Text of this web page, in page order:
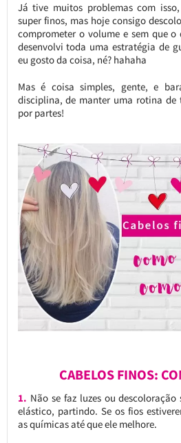
Já tive muitos problemas com
super finos, mas hoje consigo
comprometer o volume e sem que
desenvolvi toda uma estratégia de
eu gosto da coisa, né? hahaha
Mas é coisa simples, gente, e
disciplina, de manter uma rotina de
por partes!
CABELOS FINOS:
1. Não se faz luzes ou
elástico, partindo. Se os fios
as químicas até que ele melhore.